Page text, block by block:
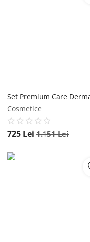
Cosmetice
725 Lei 1.151Lei